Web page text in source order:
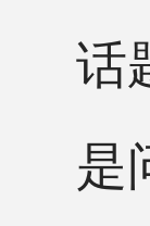
话
是